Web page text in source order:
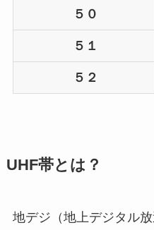
５０
５１
５２
UHF帯とは？
地デジ（地上デジタル